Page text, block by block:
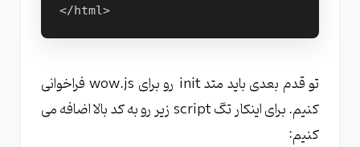
</html>
تو قدم بعدی باید متد init رو برای wow.js فراخوانی
کنیم. برای اینکار تگ script زیر رو به کد بالا اضافه می
کنیم: